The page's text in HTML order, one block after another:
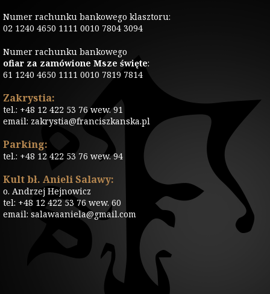
Numer rachunku bankowego klasztoru:
02 1240 4650 1111 0010 7804 3094
Numer rachunku bankowego
ofiar za zamówione Msze święte:
61 1240 4650 1111 0010 7819 7814
Zakrystia:
tel.: +48 12 422 53 76 wew. 91
email: zakrystia@franciszkanska.pl
Parking:
tel.: +48 12 422 53 76 wew. 94
Kult bł. Anieli Salawy:
o. Andrzej Hejnowicz
tel: +48 12 422 53 76 wew. 60
email: salawaaniela@gmail.com